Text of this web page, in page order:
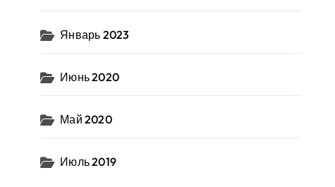
Январь 2023
Июнь 2020
Май 2020
Июль 2019